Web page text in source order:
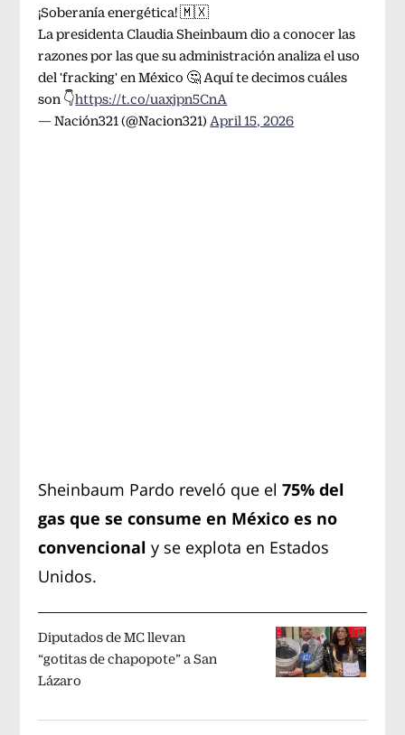
¡Soberanía energética! 🇲🇽
La presidenta Claudia Sheinbaum dio a conocer las
razones por las que su administración analiza el uso
del 'fracking' en México 🤔 Aquí te decimos cuáles
son 👇https://t.co/uaxjpn5CnA
— Nación321 (@Nacion321) April 15, 2026
Sheinbaum Pardo reveló que el 75% del
gas que se consume en México es no
convencional y se explota en Estados
Unidos.
Diputados de MC llevan
“gotitas de chapopote” a San
Lázaro